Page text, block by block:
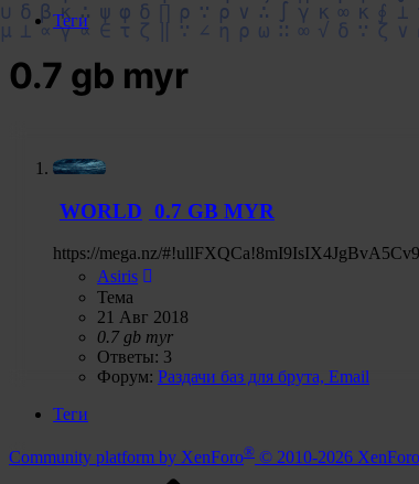
Теги
0.7 gb myr
WORLD 0.7 GB MYR
https://mega.nz/
Asiris
Тема
21 Авг 2018
0.7 gb myr
Ответы: 3
Форум: Раздачи баз для брута, Email
Теги
Community platform by XenForo® © 2010-2026